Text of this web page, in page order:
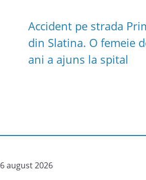
Accident pe strada
din Slatina. O femeie
ani a ajuns la spital
6 august 2026